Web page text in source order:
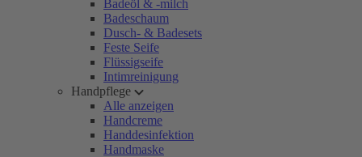
Badeöl & -milch
Badeschaum
Dusch- & Badesets
Feste Seife
Flüssigseife
Intimreinigung
Handpflege
Alle anzeigen
Handcreme
Handdesinfektion
Handmaske